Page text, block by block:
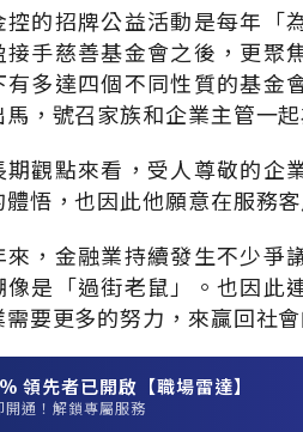
控的招牌公益活動是每年「
接手慈善基金會之後，更聚
有多達四個不同性質的基金
，號召家族和企業主管一
期觀點來看，受人尊敬的
悟，也因此他願意在服務
來，金融業持續發生不少爭
像是「過街老鼠」。也因此
要更多的努力，來贏回社會
領先者已開啟【職場雷達】
開通！解鎖專屬服務